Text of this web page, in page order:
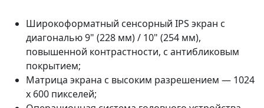
Широкоформатный сенсорный IPS экран с
диагональю 9" (228 мм) / 10" (254 мм),
повышенной контрастности, с антибликовым
покрытием;
Матрица экрана с высоким разрешением — 1024
х 600 пикселей;